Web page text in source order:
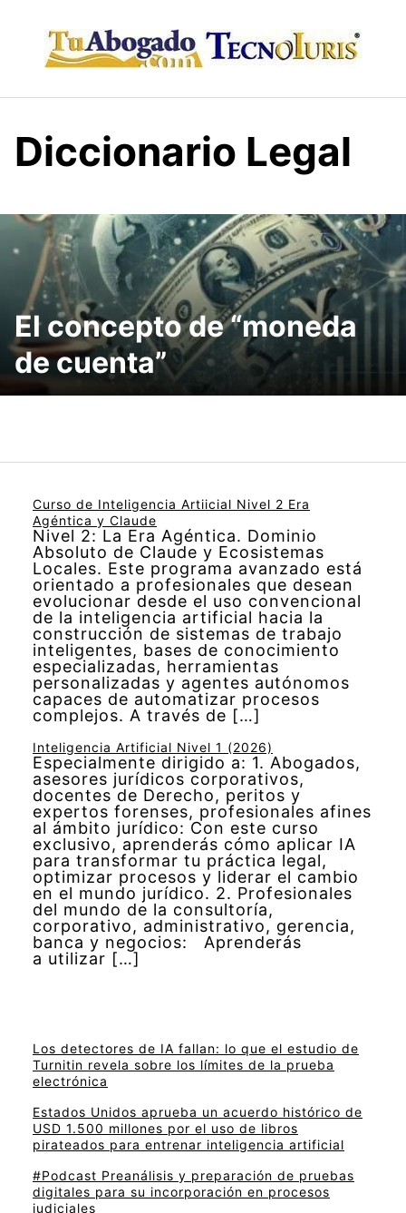
content
Diccionario Legal
El concepto de “moneda
de cuenta”
Curso de Inteligencia Artiicial Nivel 2 Era
Agéntica y Claude
Nivel 2: La Era Agéntica. Dominio
Absoluto de Claude y Ecosistemas
Locales. Este programa avanzado está
orientado a profesionales que desean
evolucionar desde el uso convencional
de la inteligencia artificial hacia la
construcción de sistemas de trabajo
inteligentes, bases de conocimiento
especializadas, herramientas
personalizadas y agentes autónomos
capaces de automatizar procesos
complejos. A través de […]
Inteligencia Artificial Nivel 1 (2026)
Especialmente dirigido a: 1. Abogados,
asesores jurídicos corporativos,
docentes de Derecho, peritos y
expertos forenses, profesionales afines
al ámbito jurídico: Con este curso
exclusivo, aprenderás cómo aplicar IA
para transformar tu práctica legal,
optimizar procesos y liderar el cambio
en el mundo jurídico. 2. Profesionales
del mundo de la consultoría,
corporativo, administrativo, gerencia,
banca y negocios: Aprenderás
a utilizar […]
Los detectores de IA fallan: lo que el estudio de
Turnitin revela sobre los límites de la prueba
electrónica
Estados Unidos aprueba un acuerdo histórico de
USD 1.500 millones por el uso de libros
pirateados para entrenar inteligencia artificial
#Podcast Preanálisis y preparación de pruebas
digitales para su incorporación en procesos
judiciales